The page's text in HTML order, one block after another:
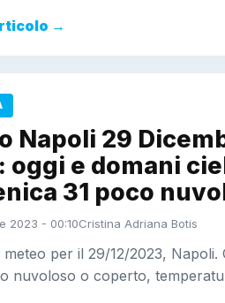
→
Napoli 29
oggi e domani
31 poco
2023 - 00:10Cristina Adriana Botis
meteo per il 29/12/2023, Napoli.
nuvoloso o coperto,